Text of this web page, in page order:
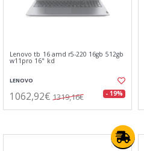
Lenovo tb 16 amd r5-220 16gb 512gb
w11pro 16" kd
LENOVO
1062,92€ 1319,16€ - 19%